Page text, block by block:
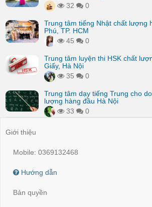
32
0
Trung tâm tiếng Nhật chất lượng
Phú, TP. HCM
45
0
Trung tâm luyện thi HSK chất
Giấy, Hà Nội
35
0
Trung tâm dạy tiếng Trung cho
lượng hàng đầu Hà Nội
33
0
Giới thiệu
Mobile: 0369132468
Hướng dẫn
Bản quyền